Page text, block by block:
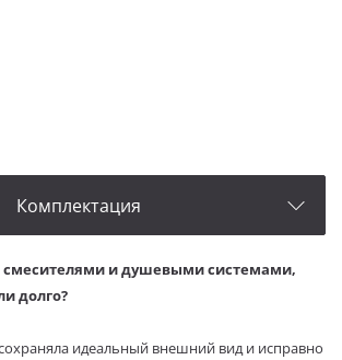
Комплектация
смесителями и душевыми системами,
долго?
идеальный внешний вид и исправно